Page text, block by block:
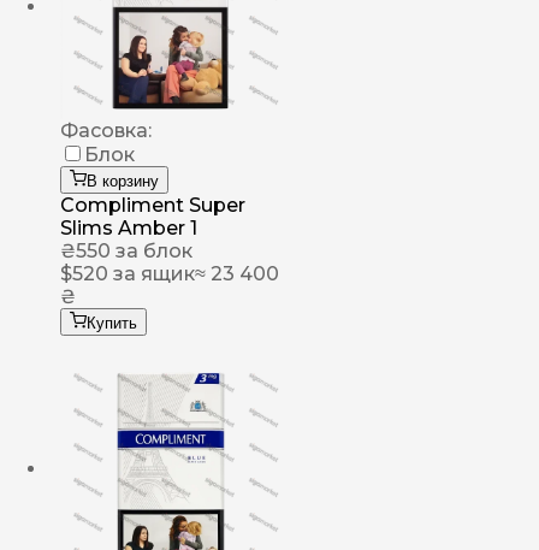
Фасовка:
Блок
В корзину
Compliment Super
Slims Amber 1
₴550 за блок
$520 за ящик≈ 23 400
₴
Купить